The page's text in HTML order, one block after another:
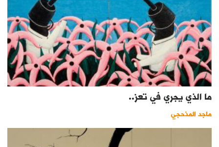
ما الذي يجري في تعز..
ماجد المذحجي